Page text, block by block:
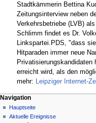
Stadtkämmerin Bettina
Zeitungsinterview neben
Verkehrsbetriebe (LVB)
Schlimm findet es Dr.
Linkspartei.PDS, "dass
Hitparaden immer neue
Privatisierungskandidaten
erreicht wird, als den
mehr:
Leipziger Internet-
Navigation
Hauptseite
Aktuelle Ereignisse